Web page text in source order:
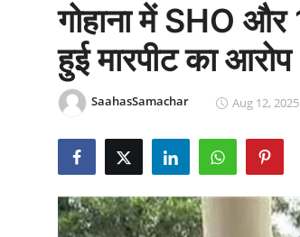
गोहाना में SHO
हुई मारपीट का आरोप
SaahasSamachar Aug 12,